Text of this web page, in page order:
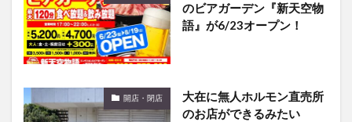
のビアガーデン『新天空物
語』が6/23オープン！
開店・閉店
大在に無人ホルモン直売所
のお店ができるみたい